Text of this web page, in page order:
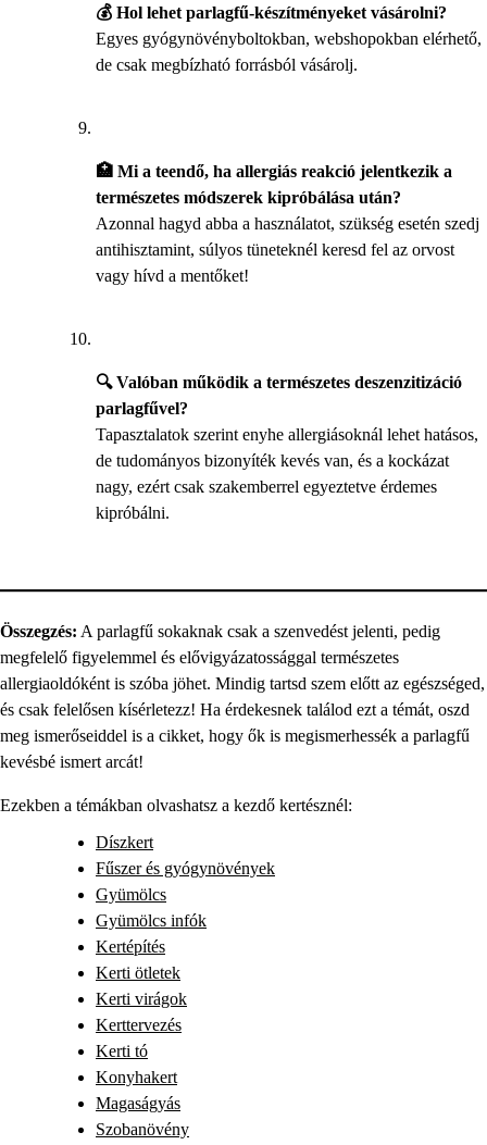
💰 Hol lehet parlagfű-készítményeket vásárolni?
Egyes gyógynövényboltokban, webshopokban elérhető,
de csak megbízható forrásból vásárolj.
🏥 Mi a teendő, ha allergiás reakció jelentkezik a
természetes módszerek kipróbálása után?
Azonnal hagyd abba a használatot, szükség esetén szedj
antihisztamint, súlyos tüneteknél keresd fel az orvost
vagy hívd a mentőket!
🔍 Valóban működik a természetes deszenzitizáció
parlagfűvel?
Tapasztalatok szerint enyhe allergiásoknál lehet hatásos,
de tudományos bizonyíték kevés van, és a kockázat
nagy, ezért csak szakemberrel egyeztetve érdemes
kipróbálni.
Összegzés: A parlagfű sokaknak csak a szenvedést jelenti, pedig
megfelelő figyelemmel és elővigyázatossággal természetes
allergiaoldóként is szóba jöhet. Mindig tartsd szem előtt az egészséged,
és csak felelősen kísérletezz! Ha érdekesnek találod ezt a témát, oszd
meg ismerőseiddel is a cikket, hogy ők is megismerhessék a parlagfű
kevésbé ismert arcát!
Ezekben a témákban olvashatsz a kezdő kertésznél:
Díszkert
Fűszer és gyógynövények
Gyümölcs
Gyümölcs infók
Kertépítés
Kerti ötletek
Kerti virágok
Kerttervezés
Kerti tó
Konyhakert
Magaságyás
Szobanövény